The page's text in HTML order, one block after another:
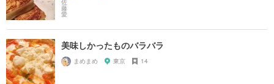
美味しかったものバラバラ
まめまめ 東京 14